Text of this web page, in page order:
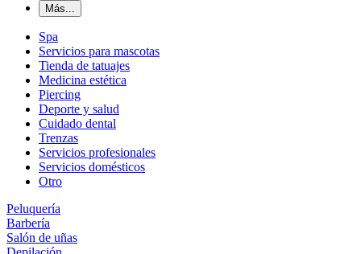
Más...
Spa
Servicios para mascotas
Tienda de tatuajes
Medicina estética
Piercing
Deporte y salud
Cuidado dental
Trenzas
Servicios profesionales
Servicios domésticos
Otro
Peluquería
Barbería
Salón de uñas